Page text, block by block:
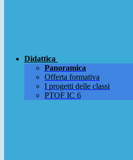
Didattica
Panoramica
Offerta formativa
I progetti delle classi
PTOF IC 6